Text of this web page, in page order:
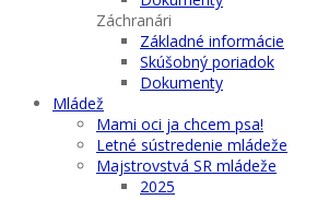
Záchranári
Základné informácie
Skúšobný poriadok
Dokumenty
Mládež
Mami oci ja chcem psa!
Letné sústredenie mládeže
Majstrovstvá SR mládeže
2025